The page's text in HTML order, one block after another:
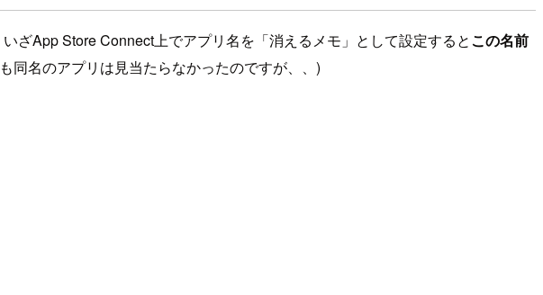
ざApp Store Connect上でアプリ名を「消えるメモ」として設定するとこの名前
同名のアプリは見当たらなかったのですが、、)